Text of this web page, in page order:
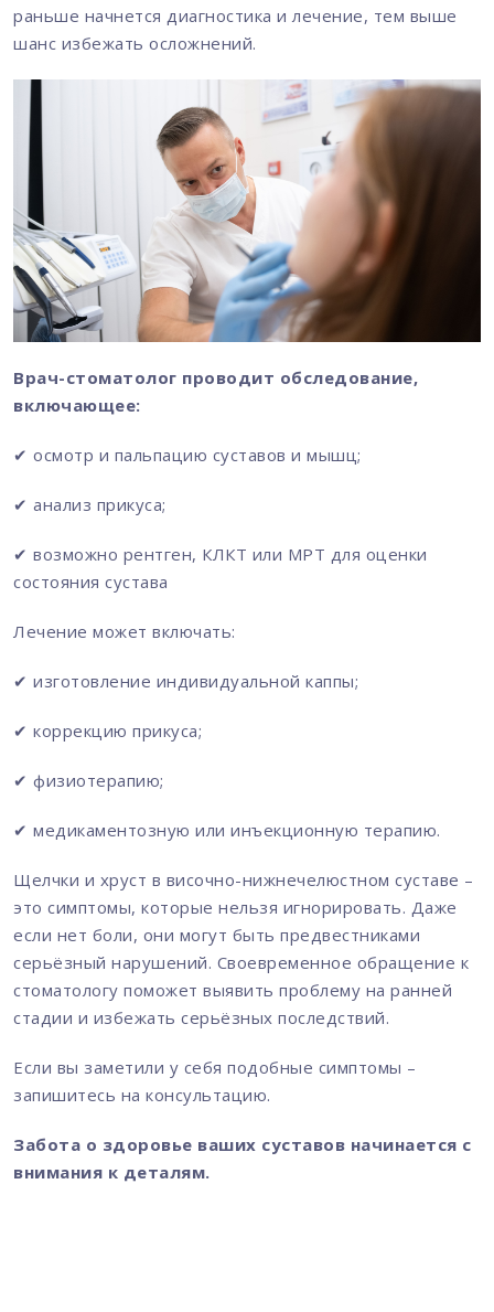
раньше начнется диагностика и лечение, тем выше
шанс избежать осложнений.
Врач-стоматолог проводит обследование,
включающее:
✔ осмотр и пальпацию суставов и мышц;
✔ анализ прикуса;
✔ возможно рентген, КЛКТ или МРТ для оценки
состояния сустава
Лечение может включать:
✔ изготовление индивидуальной каппы;
✔ коррекцию прикуса;
✔ физиотерапию;
✔ медикаментозную или инъекционную терапию.
Щелчки и хруст в височно-нижнечелюстном суставе –
это симптомы, которые нельзя игнорировать. Даже
если нет боли, они могут быть предвестниками
серьёзный нарушений. Своевременное обращение к
стоматологу поможет выявить проблему на ранней
стадии и избежать серьёзных последствий.
Если вы заметили у себя подобные симптомы –
запишитесь на консультацию.
Забота о здоровье ваших суставов начинается с
внимания к деталям.